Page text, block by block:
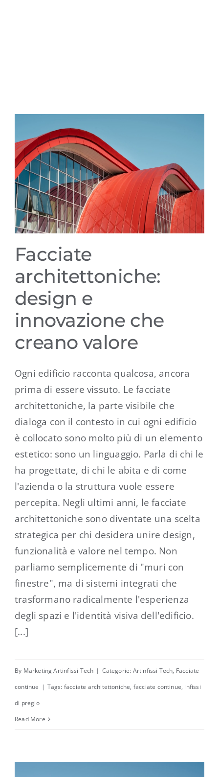
Facciate architettoniche:
design e innovazione che
creano valore
Facciate
architettoniche:
design e
innovazione che
creano valore
Ogni edificio racconta qualcosa, ancora
prima di essere vissuto. Le facciate
architettoniche, la parte visibile che
dialoga con il contesto in cui ogni edificio
è collocato sono molto più di un elemento
estetico: sono un linguaggio. Parla di chi le
ha progettate, di chi le abita e di come
l'azienda o la struttura vuole essere
percepita. Negli ultimi anni, le facciate
architettoniche sono diventate una scelta
strategica per chi desidera unire design,
funzionalità e valore nel tempo. Non
parliamo semplicemente di "muri con
finestre", ma di sistemi integrati che
trasformano radicalmente l'esperienza
degli spazi e l'identità visiva dell'edificio.
[...]
By Marketing Artinfissi Tech | Categorie: Artinfissi Tech, Facciate
continue | Tags: facciate architettoniche, facciate continue, infissi
di pregio
Read More